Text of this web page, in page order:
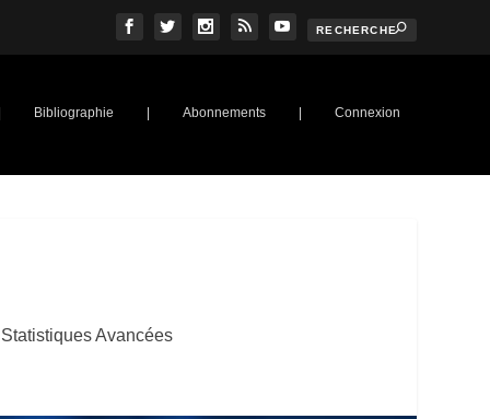
Bibliographie Abonnements Connexion
Statistiques Avancées